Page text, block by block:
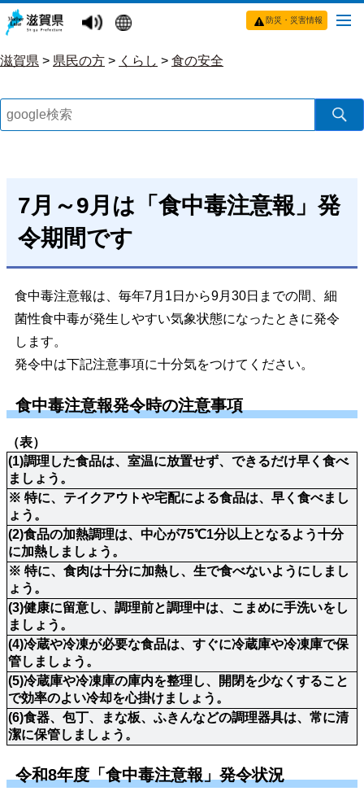
防災・災害情報
滋賀県 > 県民の方 > くらし > 食の安全
7月～9月は「食中毒注意報」発
令期間です
食中毒注意報は、毎年7月1日から9月30日までの間、細
菌性食中毒が発生しやすい気象状態になったときに発令
します。
発令中は下記注意事項に十分気をつけてください。
食中毒注意報発令時の注意事項
（表）
(1)調理した食品は、室温に放置せず、できるだけ早く食べ
ましょう。
※ 特に、テイクアウトや宅配による食品は、早く食べまし
ょう。
(2)食品の加熱調理は、中心が75℃1分以上となるよう十分
に加熱しましょう。
※ 特に、食肉は十分に加熱し、生で食べないようにしまし
ょう。
(3)健康に留意し、調理前と調理中は、こまめに手洗いをし
ましょう。
(4)冷蔵や冷凍が必要な食品は、すぐに冷蔵庫や冷凍庫で保
管しましょう。
(5)冷蔵庫や冷凍庫の庫内を整理し、開閉を少なくすること
で効率のよい冷却を心掛けましょう。
(6)食器、包丁、まな板、ふきんなどの調理器具は、常に清
潔に保管しましょう。
令和8年度「食中毒注意報」発令状況